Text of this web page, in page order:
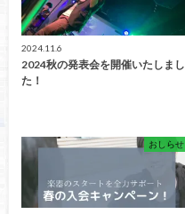
2024.11.6
2024秋の発表会を開催いたしまし
た！
おしらせ